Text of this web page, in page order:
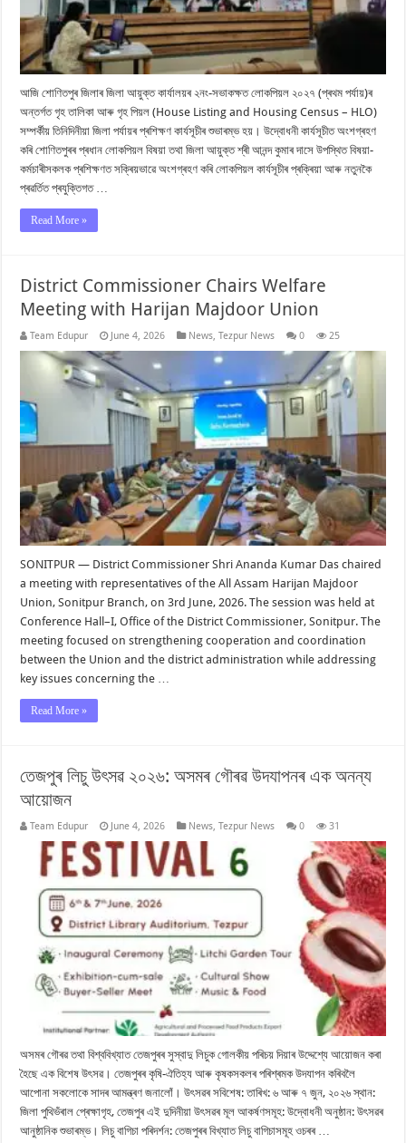
আজি শোণিতপুৰ জিলাৰ জিলা আয়ুক্ত কাৰ্যালয়ৰ ২নং-সভাকক্ষত লোকপিয়ল ২০২৭ (প্ৰথম পৰ্যায়)ৰ
অন্তৰ্গত গৃহ তালিকা আৰু গৃহ পিয়ল (House Listing and Housing Census – HLO)
সম্পৰ্কীয় তিনিদিনীয়া জিলা পৰ্যায়ৰ প্ৰশিক্ষণ কাৰ্যসূচীৰ শুভাৰম্ভ হয়। উদ্বোধনী কাৰ্যসূচীত অংশগ্ৰহণ
কৰি শোণিতপুৰৰ প্ৰধান লোকপিয়ল বিষয়া তথা জিলা আয়ুক্ত শ্ৰী আনন্দ কুমাৰ দাসে উপস্থিত বিষয়া-
কৰ্মচাৰীসকলক প্ৰশিক্ষণত সক্ৰিয়ভাৱে অংশগ্ৰহণ কৰি লোকপিয়ল কাৰ্যসূচীৰ প্ৰক্ৰিয়া আৰু নতুনকৈ
প্ৰৱৰ্তিত প্ৰযুক্তিগত …
Read More »
District Commissioner Chairs Welfare
Meeting with Harijan Majdoor Union
Team Edupur June 4, 2026 News,Tezpur News 0 25
SONITPUR — District Commissioner Shri Ananda Kumar Das chaired
a meeting with representatives of the All Assam Harijan Majdoor
Union, Sonitpur Branch, on 3rd June, 2026. The session was held at
Conference Hall–I, Office of the District Commissioner, Sonitpur. The
meeting focused on strengthening cooperation and coordination
between the Union and the district administration while addressing
key issues concerning the …
Read More »
তেজপুৰ লিচু উৎসৱ ২০২৬: অসমৰ গৌৰৱ উদযাপনৰ এক অনন্য
আয়োজন
Team Edupur June 4, 2026 News,Tezpur News 0 31
অসমৰ গৌৰৱ তথা বিশ্ববিখ্যাত তেজপুৰৰ সুস্বাদু লিচুক গোলকীয় পৰিচয় দিয়াৰ উদ্দেশ্যে আয়োজন কৰা
হৈছে এক বিশেষ উৎসৱ। তেজপুৰৰ কৃষি-ঐতিহ্য আৰু কৃষকসকলৰ পৰিশ্ৰমক উদযাপন কৰিবলৈ
আপোনা সকলোকে সাদৰ আমন্ত্ৰণ জনালোঁ। উৎসৱৰ সবিশেষ: তাৰিখ: ৬ আৰু ৭ জুন, ২০২৬ স্থান:
জিলা পুথিভঁৰাল প্ৰেক্ষাগৃহ, তেজপুৰ এই দুদিনীয়া উৎসৱৰ মূল আকৰ্ষণসমূহ: উদ্বোধনী অনুষ্ঠান: উৎসৱৰ
আনুষ্ঠানিক শুভাৰম্ভ। লিচু বাগিচা পৰিদৰ্শন: তেজপুৰৰ বিখ্যাত লিচু বাগিচাসমূহ ওচৰৰ …